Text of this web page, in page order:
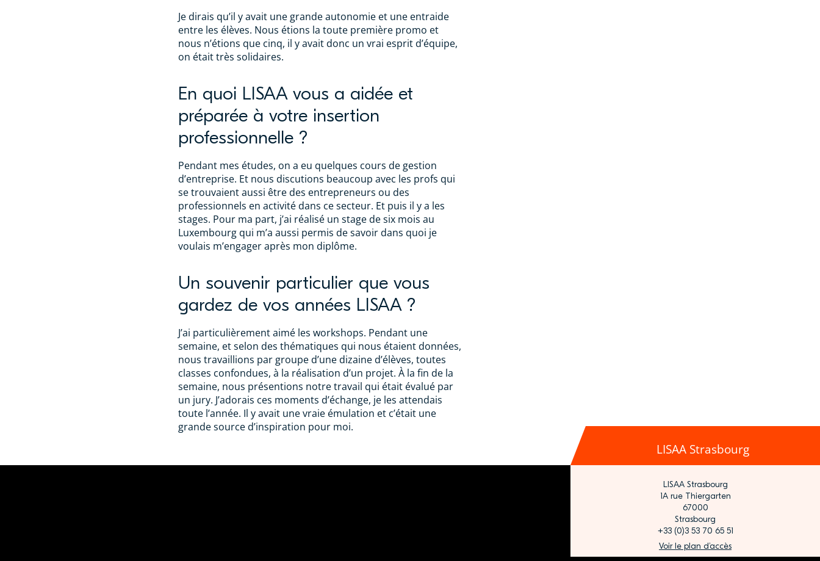
Je dirais qu’il y avait une grande autonomie et une entraide
entre les élèves. Nous étions la toute première promo et
nous n’étions que cinq, il y avait donc un vrai esprit d’équipe,
on était très solidaires.
En quoi LISAA vous a aidée et
préparée à votre insertion
professionnelle ?
Pendant mes études, on a eu quelques cours de gestion
d’entreprise. Et nous discutions beaucoup avec les profs qui
se trouvaient aussi être des entrepreneurs ou des
professionnels en activité dans ce secteur. Et puis il y a les
stages. Pour ma part, j’ai réalisé un stage de six mois au
Luxembourg qui m’a aussi permis de savoir dans quoi je
voulais m’engager après mon diplôme.
Un souvenir particulier que vous
gardez de vos années LISAA ?
J’ai particulièrement aimé les workshops. Pendant une
semaine, et selon des thématiques qui nous étaient données,
nous travaillions par groupe d’une dizaine d’élèves, toutes
classes confondues, à la réalisation d’un projet. À la fin de la
semaine, nous présentions notre travail qui était évalué par
un jury. J’adorais ces moments d’échange, je les attendais
toute l’année. Il y avait une vraie émulation et c’était une
grande source d’inspiration pour moi.
LISAA Strasbourg
LISAA Strasbourg
1A rue Thiergarten
67000
Strasbourg
+33 (0)3 53 70 65 51
Voir le plan d’accès